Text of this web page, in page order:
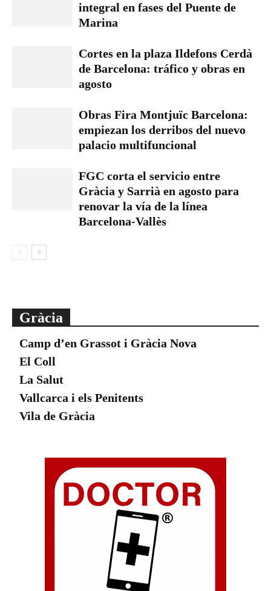
integral en fases del Puente de
Marina
Cortes en la plaza Ildefons Cerdà
de Barcelona: tráfico y obras en
agosto
Obras Fira Montjuïc Barcelona:
empiezan los derribos del nuevo
palacio multifuncional
FGC corta el servicio entre
Gràcia y Sarrià en agosto para
renovar la vía de la línea
Barcelona-Vallès
Gràcia
Camp d’en Grassot i Gràcia Nova
El Coll
La Salut
Vallcarca i els Penitents
Vila de Gràcia